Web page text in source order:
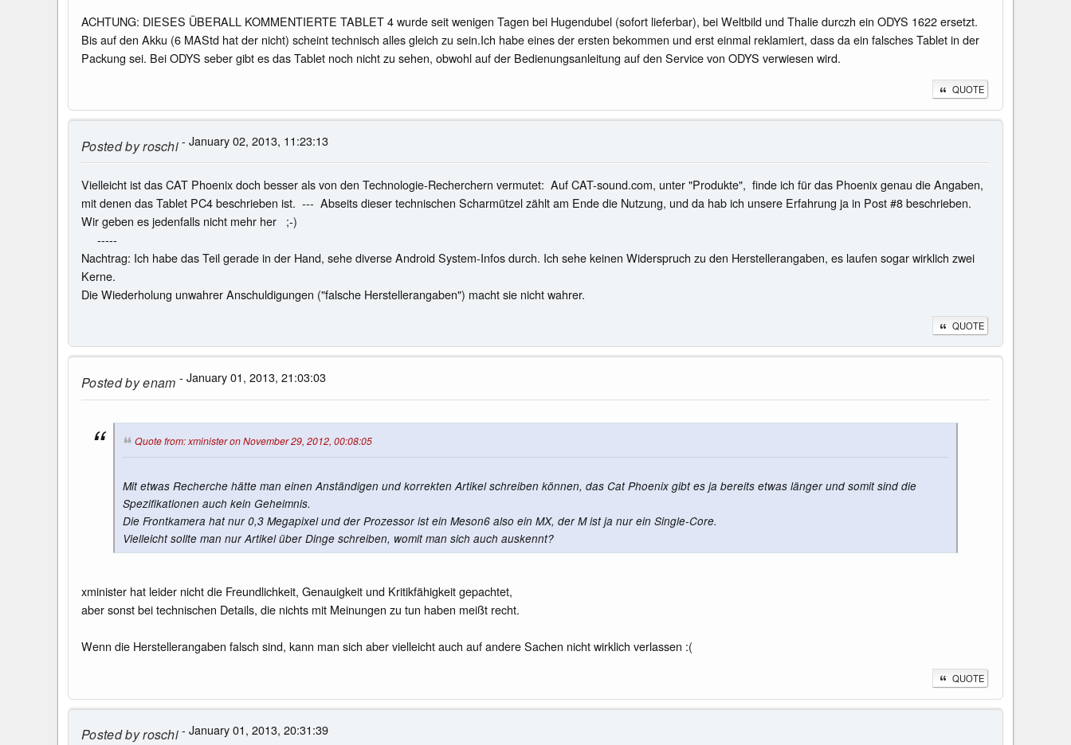
ACHTUNG: DIESES ÜBERALL KOMMENTIERTE TABLET 4 wurde seit wenigen Tagen bei Hugendubel (sofort lieferbar), bei Weltbild und Thalie durczh ein ODYS 1622 ersetzt.
Bis auf den Akku (6 MAStd hat der nicht) scheint technisch alles gleich zu sein.Ich habe eines der ersten bekommen und erst einmal reklamiert, dass da ein falsches Tablet in der
Packung sei. Bei ODYS seber gibt es das Tablet noch nicht zu sehen, obwohl auf der Bedienungsanleitung auf den Service von ODYS verwiesen wird.
QUOTE
Posted byroschi- January 02, 2013, 11:23:13
Vielleicht ist das CAT Phoenix doch besser als von den Technologie-Recherchern vermutet: Auf CAT-sound.com, unter "Produkte", finde ich für das Phoenix genau die Angaben,
mit denen das Tablet PC4 beschrieben ist. --- Abseits dieser technischen Scharmützel zählt am Ende die Nutzung, und da hab ich unsere Erfahrung ja in Post #8 beschrieben.
Wir geben es jedenfalls nicht mehr her ;-)
-----
Nachtrag: Ich habe das Teil gerade in der Hand, sehe diverse Android System-Infos durch. Ich sehe keinen Widerspruch zu den Herstellerangaben, es laufen sogar wirklich zwei
Kerne.
Die Wiederholung unwahrer Anschuldigungen ("falsche Herstellerangaben") macht sie nicht wahrer.
QUOTE
Posted byenam - January 01, 2013, 21:03:03
Quote from: xminister on November 29, 2012, 00:08:05
Mit etwas Recherche hätte man einen Anständigen und korrekten Artikel schreiben können, das Cat Phoenix gibt es ja bereits etwas länger und somit sind die
Spezifikationen auch kein Geheimnis.
Die Frontkamera hat nur 0,3 Megapixel und der Prozessor ist ein Meson6 also ein MX, der M ist ja nur ein Single-Core.
Vielleicht sollte man nur Artikel über Dinge schreiben, womit man sich auch auskennt?
xminister hat leider nicht die Freundlichkeit, Genauigkeit und Kritikfähigkeit gepachtet,
aber sonst bei technischen Details, die nichts mit Meinungen zu tun haben meißt recht.
Wenn die Herstellerangaben falsch sind, kann man sich aber vielleicht auch auf andere Sachen nicht wirklich verlassen :(
QUOTE
Posted byroschi- January 01, 2013, 20:31:39